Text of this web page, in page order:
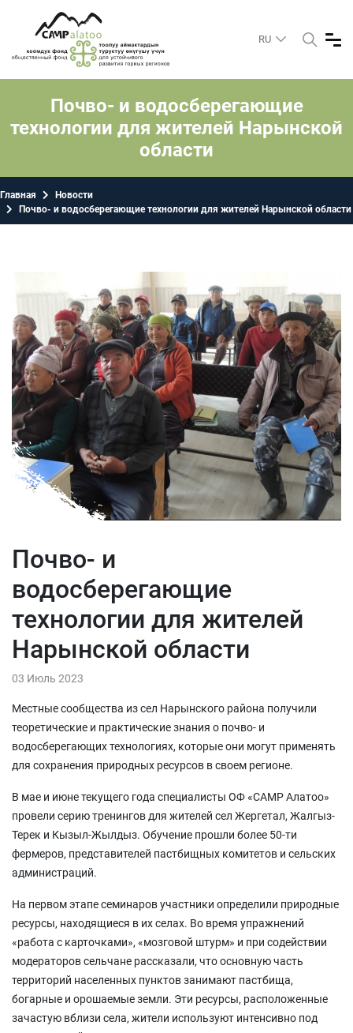
RU
Почво- и водосберегающие
технологии для жителей Нарынской
области
Главная
Новости
Почво- и водосберегающие технологии для жителей Нарынской области
Почво- и
водосберегающие
технологии для жителей
Нарынской области
03 Июль 2023
Местные сообщества из сел Нарынского района получили
теоретические и практические знания о почво- и
водосберегающих технологиях, которые они могут применять
для сохранения природных ресурсов в своем регионе.
В мае и июне текущего года специалисты ОФ «САМР Алатоо»
провели серию тренингов для жителей сел Жергетал, Жалгыз-
Терек и Кызыл-Жылдыз. Обучение прошли более 50-ти
фермеров, представителей пастбищных комитетов и сельских
администраций.
На первом этапе семинаров участники определили природные
ресурсы, находящиеся в их селах. Во время упражнений
«работа с карточками», «мозговой штурм» и при содействии
модераторов сельчане рассказали, что основную часть
территорий населенных пунктов занимают пастбища,
богарные и орошаемые земли. Эти ресурсы, расположенные
зачастую вблизи села, жители используют интенсивно под